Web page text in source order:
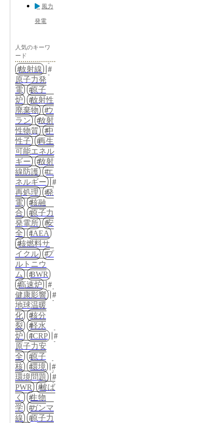
風力
発電
人気のキーワ
ード
放射線
原子力発
電
原子
炉
放射性
廃棄物
ウ
ラン
放射
性物質
中
性子
再生
可能エネル
ギー
放射
線防護
エ
ネルギー
再処理
発
電
核融
合
原子力
発電所
安
全
IAEA
核燃料サ
イクル
プ
ルトニウ
ム
BWR
高速炉
健康影響
地球温暖
化
核分
裂
軽水
炉
ICRP
原子力安
全
原子
核
環境
環境問題
PWR
被ば
く
生物
学
ガンマ
線
原子力